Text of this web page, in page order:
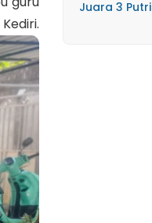
Juara 3 Putri